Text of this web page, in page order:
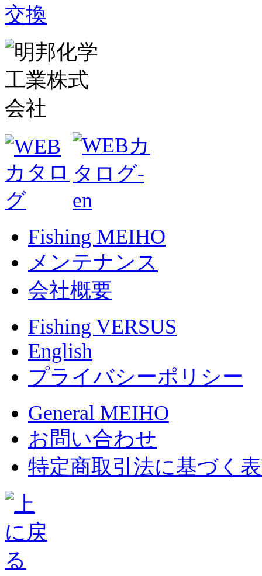
Fishing MEIHO
メンテナンス
会社概要
Fishing VERSUS
English
プライバシーポリシー
General MEIHO
お問い合わせ
特定商取引法に基づく